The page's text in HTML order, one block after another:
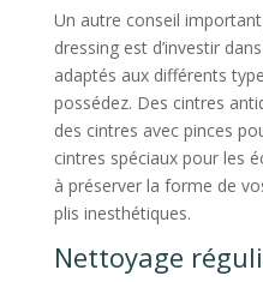
Un autre conseil
dressing est d’investir
adaptés aux différents
possédez. Des cintres
des cintres avec pinces
cintres spéciaux pour les
à préserver la forme de
plis inesthétiques.
Nettoyage